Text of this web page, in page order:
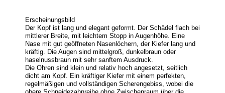
Erscheinungsbild
Der Kopf ist lang und elegant geformt. Der Schädel flach bei
mittlerer Breite, mit leichtem Stopp in Augenhöhe. Eine
Nase mit gut geöffneten Nasenlöchern, der Kiefer lang und
kräftig. Die Augen sind mittelgroß, dunkelbraun oder
haselnussbraun mit sehr sanftem Ausdruck.
Die Ohren sind klein und relativ hoch angesetzt, seitlich
dicht am Kopf. Ein kräftiger Kiefer mit einem perfekten,
regelmäßigen und vollständigen Scherengebiss, wobei die